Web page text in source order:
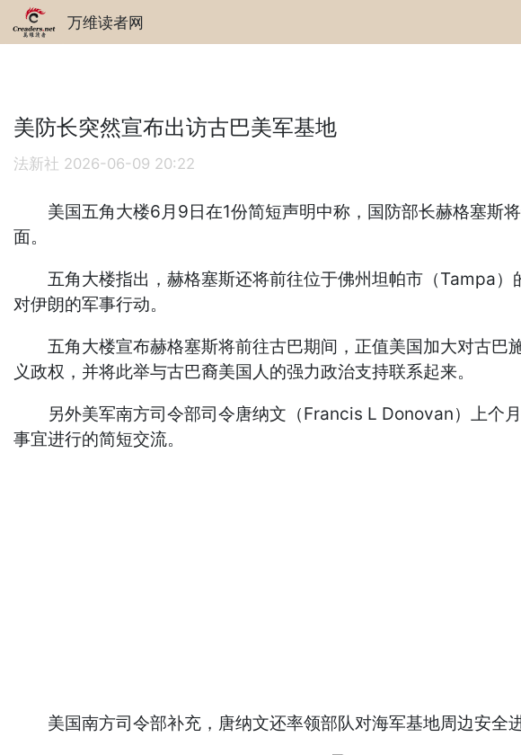
万维读者网
美防长突然宣布出访古巴美军基地
法新社 2026-06-09 20:22
美国五角大楼6月9日在1份简短声明中称，国防部长赫格塞斯
面。
五角大楼指出，赫格塞斯还将前往位于佛州坦帕市（Tampa）
对伊朗的军事行动。
五角大楼宣布赫格塞斯将前往古巴期间，正值美国加大对古巴
义政权，并将此举与古巴裔美国人的强力政治支持联系起来。
另外美军南方司令部司令唐纳文（Francis L Donovan）上个月
事宜进行的简短交流。
美国南方司令部补充，唐纳文还率领部队对海军基地周边安全